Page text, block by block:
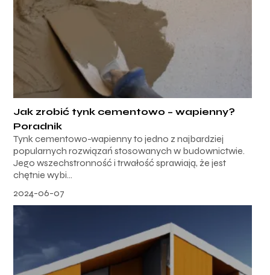
Jak zrobić tynk cementowo – wapienny?
Poradnik
Tynk cementowo-wapienny to jedno z najbardziej
popularnych rozwiązań stosowanych w budownictwie.
Jego wszechstronność i trwałość sprawiają, że jest
chętnie wybi...
2024-06-07